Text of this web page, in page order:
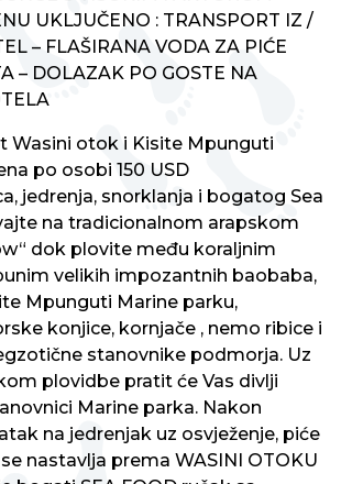
UKLJUČENO : TRANSPORT IZ /
– FLAŠIRANA VODA ZA PIĆE
– DOLAZAK PO GOSTE NA
Wasini otok i Kisite Mpunguti
po osobi 150 USD
jedrenja, snorklanja i bogatog Sea
na tradicionalnom arapskom
dok plovite među koraljnim
velikih impozantnih baobaba,
Mpunguti Marine parku,
konjice, kornjače , nemo ribice i
stanovnike podmorja. Uz
plovidbe pratit će Vas divlji
Marine parka. Nakon
na jedrenjak uz osvježenje, piće
nastavlja prema WASINI OTOKU